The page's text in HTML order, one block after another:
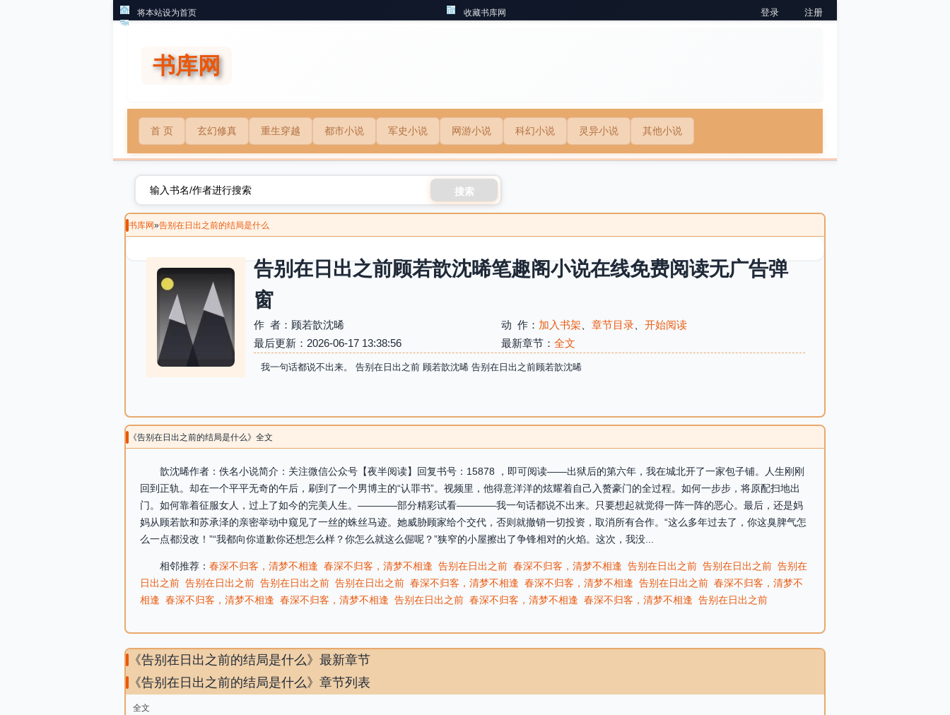
将本站设为首页 收藏书库网 登录 注册
书库网
首 页 玄幻修真 重生穿越 都市小说 军史小说 网游小说 科幻小说 灵异小说 其他小说
搜索
书库网»告别在日出之前的结局是什么
告别在日出之前顾若歆沈晞笔趣阁小说在线免费阅读无广告弹
窗
作 者：顾若歆沈晞 动 作： 加入书架 章节目录
开始阅读
最后更新：2026-06-17 13:38:56
最新章节： 全文
我一句话都说不出来。 告别在日出之前 顾若歆沈晞 告别在日出之前顾若歆沈晞
《告别在日出之前的结局是什么》全文
歆沈晞作者：佚名小说简介：关注微信公众号【夜半阅读】回复书号：15878 ，即可阅读——出狱后的第六年，我在城北开了一家包子铺。人生刚刚
回到正轨。却在一个平平无奇的午后，刷到了一个男博主的“认罪书”。视频里，他得意洋洋的炫耀着自己入赘豪门的全过程。如何一步步，将原配扫地出
门。如何靠着征服女人，过上了如今的完美人生。————部分精彩试看————我一句话都说不出来。只要想起就觉得一阵一阵的恶心。最后，还是妈
妈从顾若歆和苏承泽的亲密举动中窥见了一丝的蛛丝马迹。她威胁顾家给个交代，否则就撤销一切投资，取消所有合作。“这么多年过去了，你这臭脾气怎
么一点都没改！”“我都向你道歉你还想怎么样？你怎么就这么倔呢？”狭窄的小屋擦出了争锋相对的火焰。这次，我没...
相邻推荐： 春深不归客，清梦不相逢 春深不归客，清梦不相逢 告别在日出之前 春深不归客，清梦不相逢 告别在日出之前 告别在日出之前 告别在
日出之前 告别在日出之前 告别在日出之前 告别在日出之前 春深不归客，清梦不相逢 春深不归客，清梦不相逢 告别在日出之前 春深不归客，清梦不
相逢 春深不归客，清梦不相逢 春深不归客，清梦不相逢 告别在日出之前 春深不归客，清梦不相逢 春深不归客，清梦不相逢 告别在日出之前
《告别在日出之前的结局是什么》最新章节
《告别在日出之前的结局是什么》章节列表
全文